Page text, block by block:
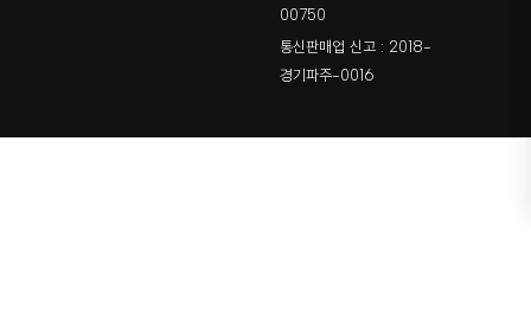
00750
통신판매업 신고 : 2018-
경기파주-0016